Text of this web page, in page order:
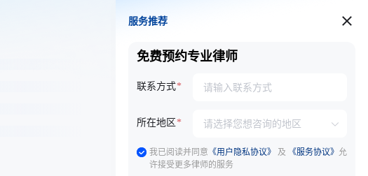
服务推荐
服务推荐
免费预约专业律师
联系方式
所在地区
我已阅读并同意 《用户隐私协议》 及 《服务协议》 允
许接受更多律师的服务